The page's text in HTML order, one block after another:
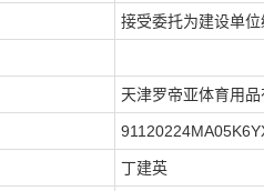
接受委托为建设单位
天津罗帝亚体育用品
丁建英